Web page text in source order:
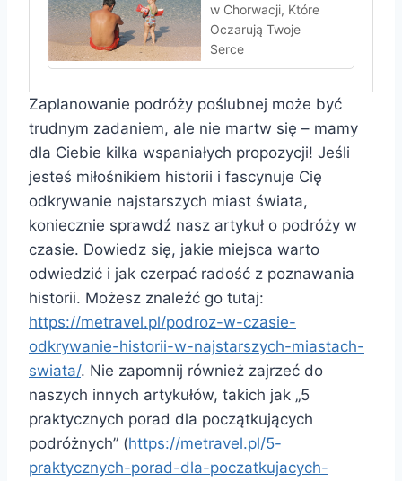
w Chorwacji, Które
Oczarują Twoje
Serce
Zaplanowanie podróży poślubnej może być
trudnym zadaniem, ale nie martw się – mamy
dla Ciebie kilka wspaniałych propozycji! Jeśli
jesteś miłośnikiem historii i fascynuje Cię
odkrywanie najstarszych miast świata,
koniecznie sprawdź nasz artykuł o podróży w
czasie. Dowiedz się, jakie miejsca warto
odwiedzić i jak czerpać radość z poznawania
historii. Możesz znaleźć go tutaj:
https://metravel.pl/podroz-w-czasie-
odkrywanie-historii-w-najstarszych-miastach-
swiata/. Nie zapomnij również zajrzeć do
naszych innych artykułów, takich jak „5
praktycznych porad dla początkujących
podróżnych” (https://metravel.pl/5-
praktycznych-porad-dla-poczatkujacych-